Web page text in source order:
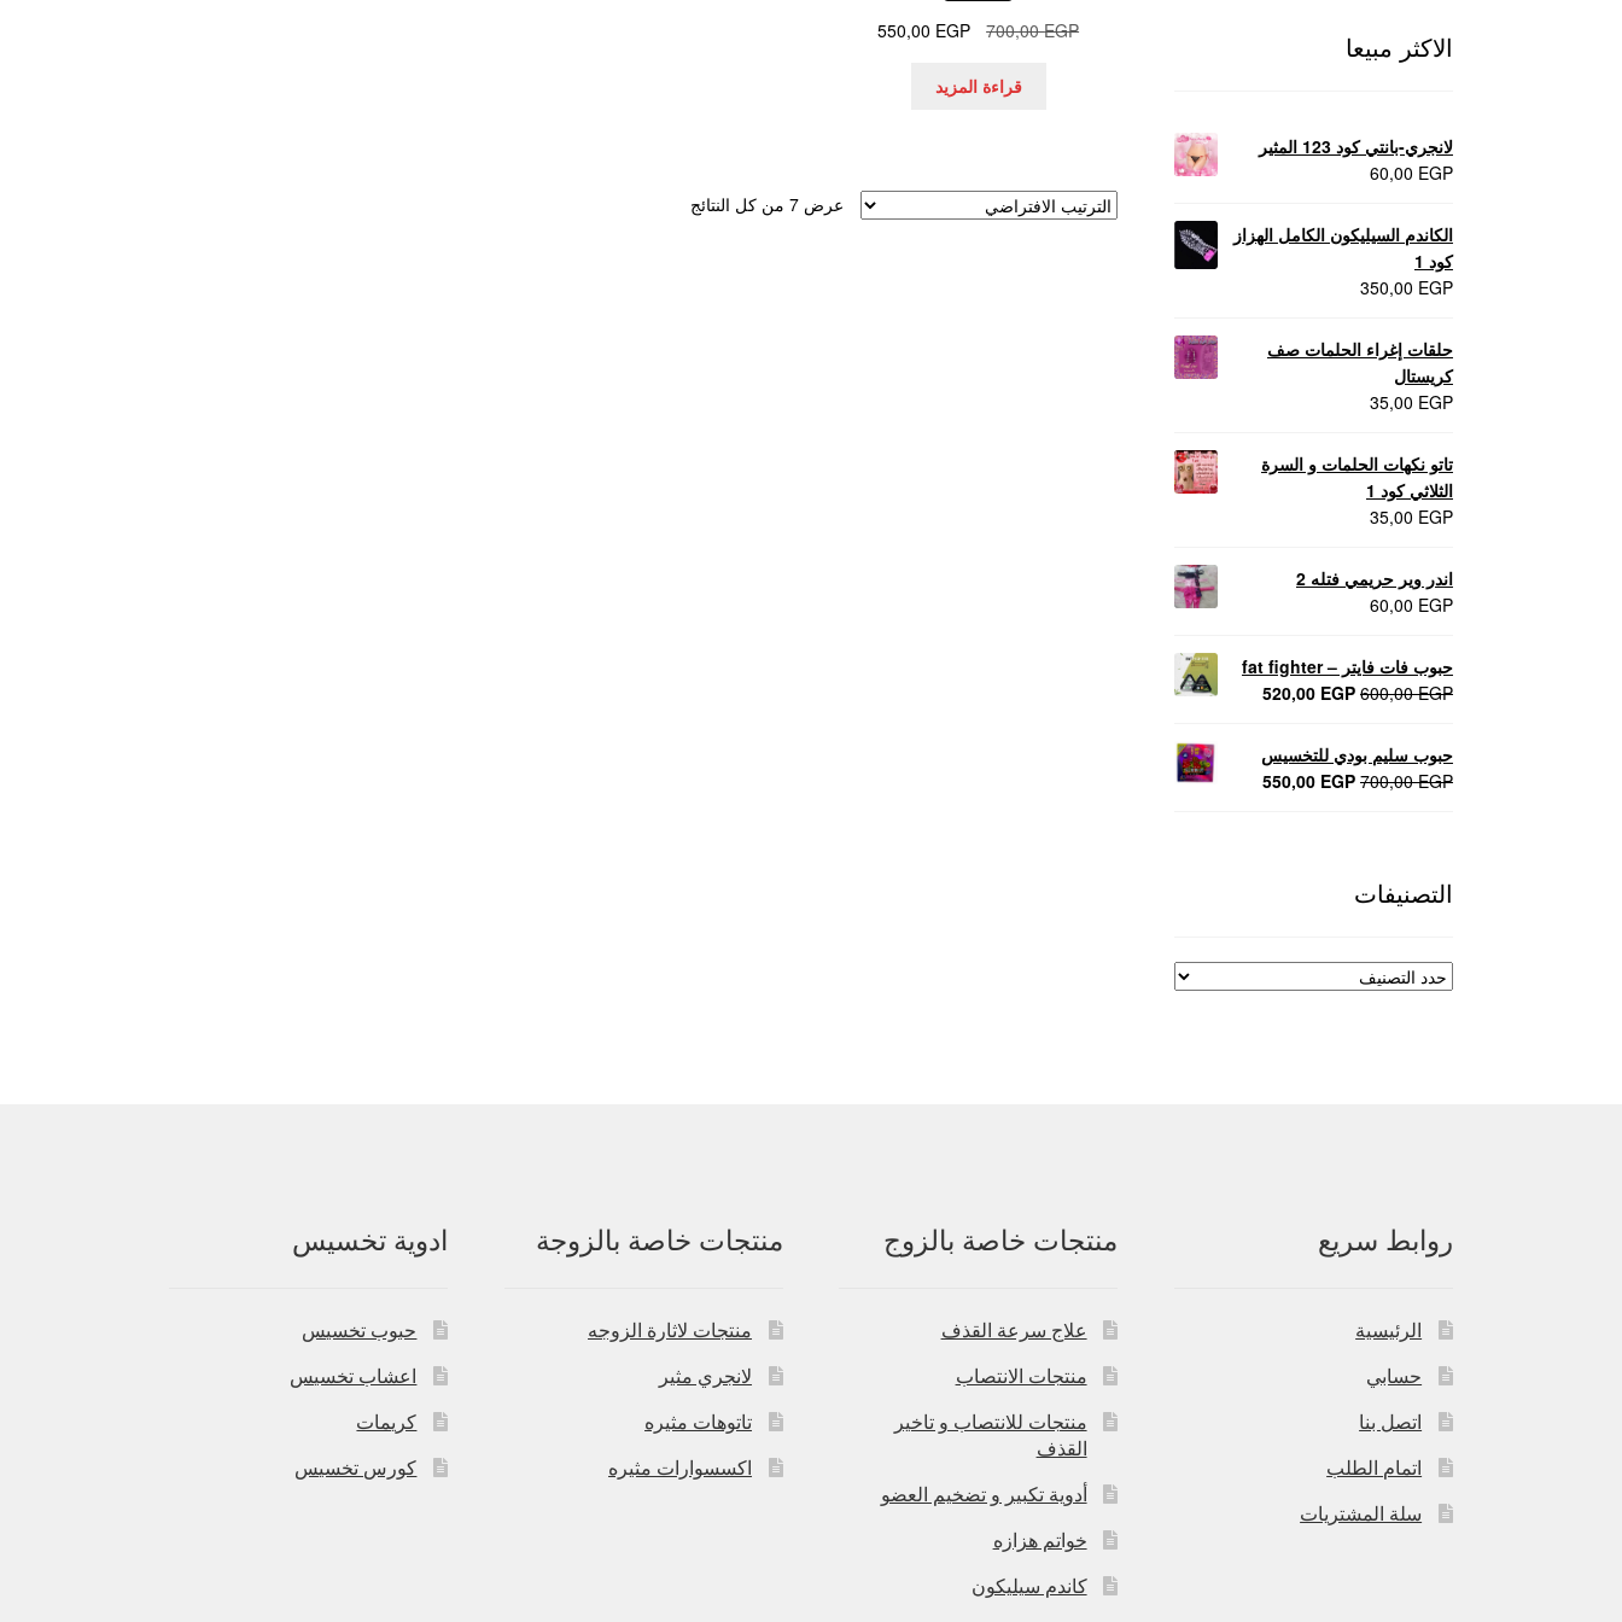
700,00EGP
السعر
هو:
550,00 EGP
السعر
قراءة المزيد
عرض ⁦7⁩ من كل النتائج
الاكثر مبيعا
لانجري-بانتي كود 123 المثير
60,00 EGP
الكاندم السيليكون الكامل الهزاز
كود 1
350,00 EGP
حلقات إغراء الحلمات صف
كريستال
35,00 EGP
تاتو نكهات الحلمات و السرة
الثلاثي كود 1
35,00 EGP
اندر وير حريمي فتله 2
60,00 EGP
حبوب فات فايتر – fat fighter
600,00EGP
السعر
600,00 EGP.
520,00 EGP
السعر
520,00 EGP.
حبوب سليم بودي للتخسيس
700,00EGP
السعر550,00 EGP
السعر
التصنيفات
روابط سريع
الرئيسية
حسابي
اتصل بنا
اتمام الطلب
سلة المشتريات
منتجات خاصة بالزوج
علاج سرعة القذف
منتجات الانتصاب
منتجات للانتصاب و تاخير
القذف
أدوية تكبير و تضخيم العضو
خواتم هزازه
كاندم سيليكون
منتجات خاصة بالزوجة
منتجات لاثارة الزوجه
لانجري مثير
تاتوهات مثيره
اكسسوارات مثيره
ادوية تخسيس
حبوب تخسيس
اعشاب تخسيس
كريمات
كورس تخسيس